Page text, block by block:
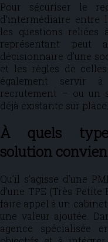
Pour sécuriser le
d’intermédiaire entre
les questions reliées
représentant peut
décisionnaire d’une
et les règles de
également servir
recrutement – ou un
déjà existante sur place.
À quels
solution
Qu’il s’agisse d’une
d’une TPE (Très
faire appel à un
une valeur ajoutée.
agence spécialisée